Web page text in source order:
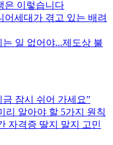
은 이렇습니다
세대가 겪고 있는 배려
일 없어야...제도상 불
잠시 쉬어 가세요”
리 알아야 할 5가지 원칙
자격증 딸지 말지 고민